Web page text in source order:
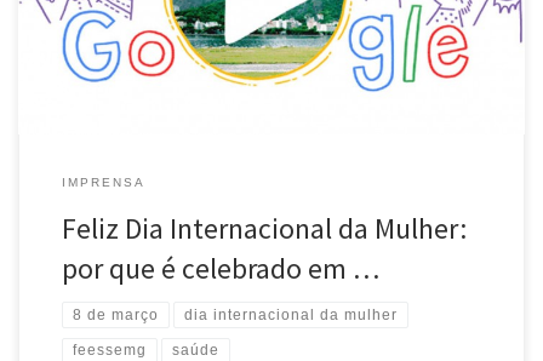
caminho, a efeméride – que surgiu com […]
IMPRENSA
Feliz Dia Internacional da Mulher:
por que é celebrado em …
8 de março dia internacional da mulher
feessemg saúde